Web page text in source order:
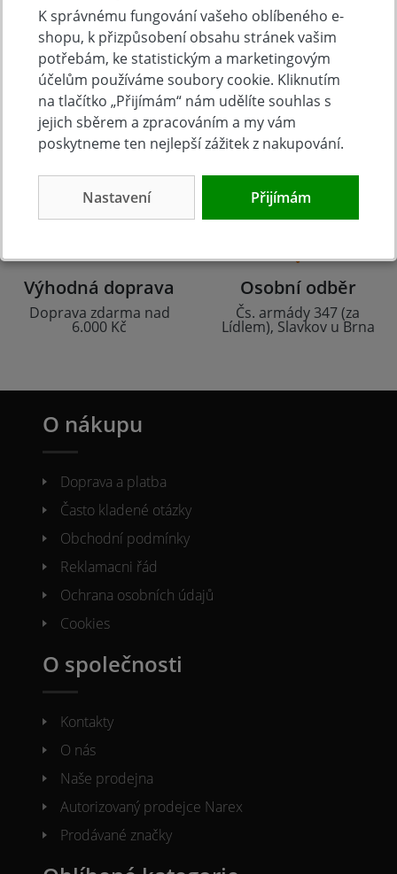
Tradice Zboží skladem
prodejny
Výhodná doprava
Doprava zdarma nad
6.000 Kč
Osobní odběr
Čs. armády 347 (za
Lídlem), Slavkov u Brna
O nákupu
Doprava a platba
Často kladené otázky
Obchodní podmínky
Reklamacni řád
Ochrana osobních údajů
Cookies
O společnosti
Kontakty
O nás
Naše prodejna
Autorizovaný prodejce Narex
Prodávané značky
K správnému fungování vašeho oblíbeného e-
shopu, k přizpůsobení obsahu stránek vašim
potřebám, ke statistickým a marketingovým
účelům používáme soubory cookie. Kliknutím
na tlačítko „Přijímám“ nám udělíte souhlas s
jejich sběrem a zpracováním a my vám
poskytneme ten nejlepší zážitek z nakupování.
Nastavení Přijímám